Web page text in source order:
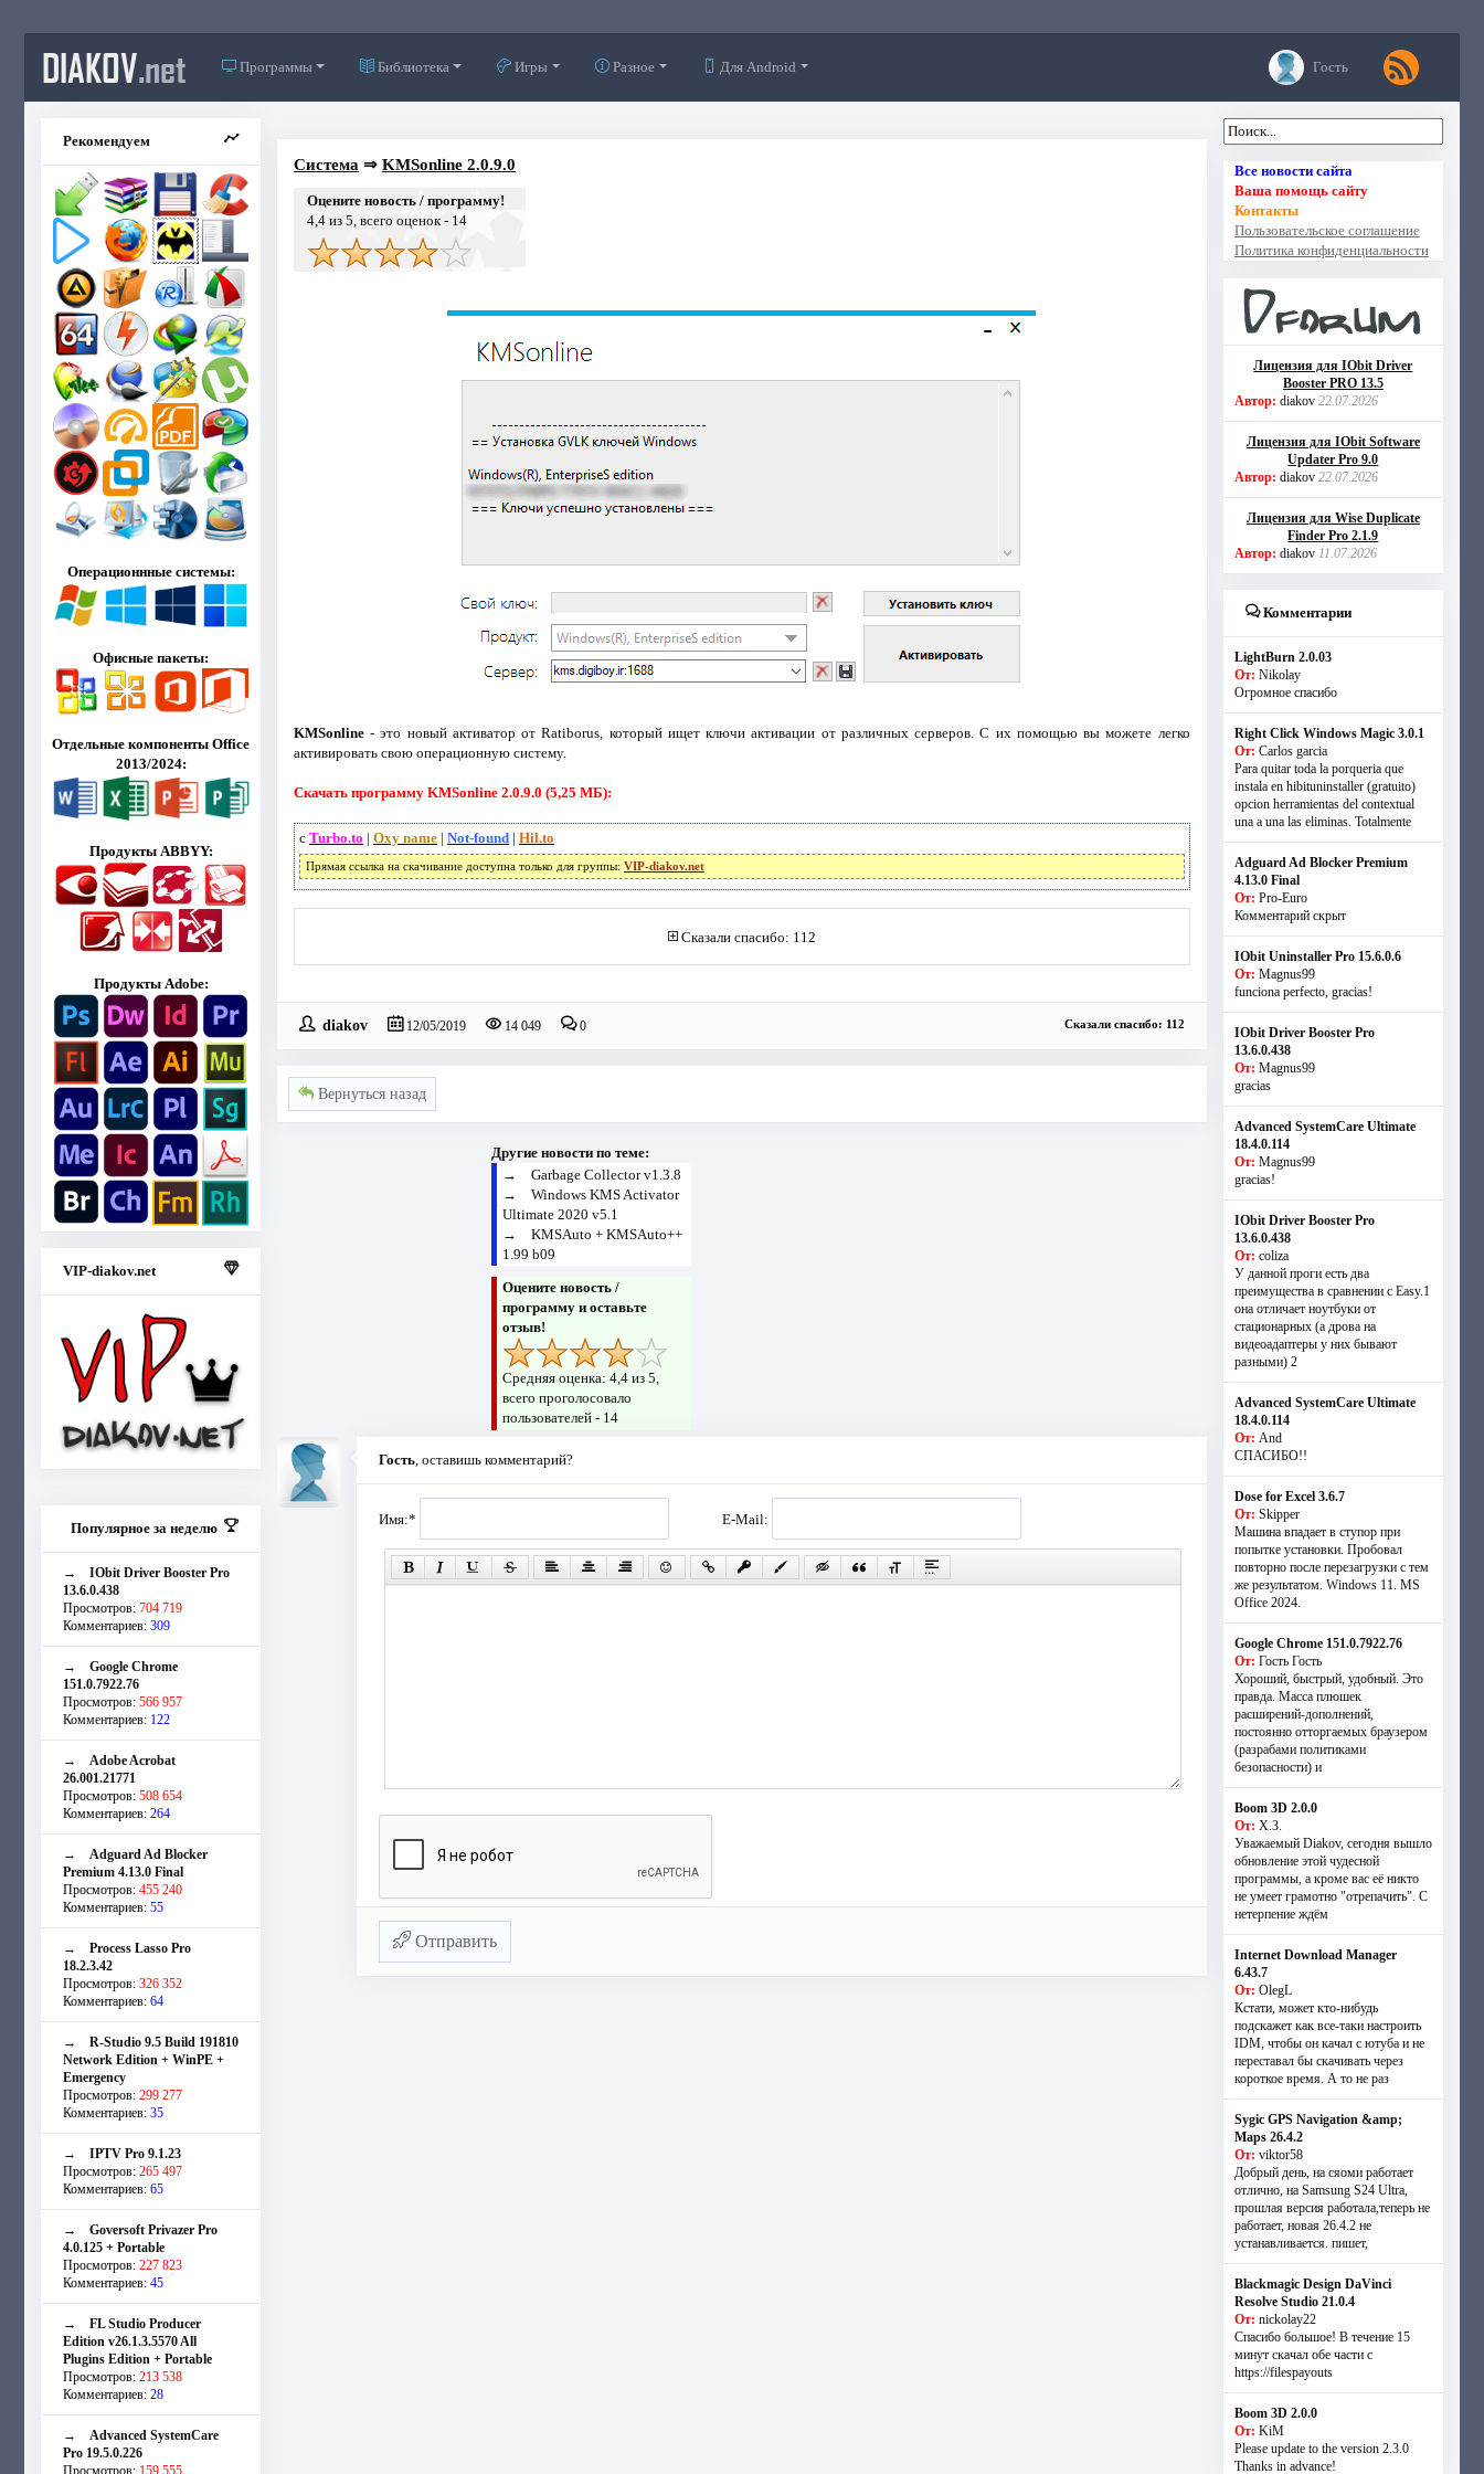
DIAKOV.net Программы Библиотека Игры Разное Для Android Гость
Рекомендуем
Операционнные системы:
Офисные пакеты:
Отдельные компоненты Office
2013/2024:
Продукты ABBYY:
Продукты Adobe:
VIP-diakov.net
Популярное за неделю
→ IObit Driver Booster Pro
13.6.0.438
Просмотров: 704 719
Комментариев: 309
→ Google Chrome
151.0.7922.76
Просмотров: 566 957
Комментариев: 122
→ Adobe Acrobat
26.001.21771
Просмотров: 508 654
Комментариев: 264
→ Adguard Ad Blocker
Premium 4.13.0 Final
Просмотров: 455 240
Комментариев: 55
→ Process Lasso Pro
18.2.3.42
Просмотров: 326 352
Комментариев: 64
→ R-Studio 9.5 Build 191810
Network Edition + WinPE +
Emergency
Просмотров: 299 277
Комментариев: 35
→ IPTV Pro 9.1.23
Просмотров: 265 497
Комментариев: 65
→ Goversoft Privazer Pro
4.0.125 + Portable
Просмотров: 227 823
Комментариев: 45
→ FL Studio Producer
Edition v26.1.3.5570 All
Plugins Edition + Portable
Просмотров: 213 538
Комментариев: 28
→ Advanced SystemCare
Pro 19.5.0.226
Просмотров: 159 555
Система ⇒ KMSonline 2.0.9.0
Оцените новость / программу!
4,4из 5, всего оценок - 14
KMSonline- это новый активатор от Ratiborus, который ищет ключи активации от различных серверов. С их помощью вы можете легко
активировать свою операционную систему.
Скачать программу KMSonline 2.0.9.0 (5,25 МБ):
с Turbo.to | Oxy name| Not-found| Hil.to
Прямая ссылка на скачивание доступна только для группы: VIP-diakov.net
Сказали спасибо: 112
diakov 12/05/2019 14 049 0 Сказали спасибо: 112
Вернуться назад
Другие новости по теме:
→Garbage Collector v1.3.8
→Windows KMS Activator
Ultimate 2020 v5.1
→KMSAuto + KMSAuto++
1.99 b09
Оцените новость /
программу и оставьте
отзыв!
Средняя оценка:4,4 из 5,
всего проголосовало
пользователей - 14
Гость, оставишь комментарий?
Имя:* E-Mail:
Отправить
Все новости сайта
Ваша помощь сайту
Контакты
Пользовательское соглашение
Политика конфиденциальности
Лицензия для IObit Driver
Booster PRO 13.5
Автор: diakov 22.07.2026
Лицензия для IObit Software
Updater Pro 9.0
Автор: diakov 22.07.2026
Лицензия для Wise Duplicate
Finder Pro 2.1.9
Автор: diakov 11.07.2026
Комментарии
LightBurn 2.0.03
От: Nikolay
Огромное спасибо
Right Click Windows Magic 3.0.1
От: Carlos garcia
Para quitar toda la porqueria que
instala en hibituninstaller (gratuito)
opcion herramientas del contextual
una a una las eliminas. Totalmente
Adguard Ad Blocker Premium
4.13.0 Final
От: Pro-Euro
Комментарий скрыт
IObit Uninstaller Pro 15.6.0.6
От: Magnus99
funciona perfecto, gracias!
IObit Driver Booster Pro
13.6.0.438
От: Magnus99
gracias
Advanced SystemCare Ultimate
18.4.0.114
От: Magnus99
gracias!
IObit Driver Booster Pro
13.6.0.438
От: coliza
У данной проги есть два
преимущества в сравнении с Easy.1
она отличает ноутбуки от
стационарных (а дрова на
видеоадаптеры у них бывают
разными) 2
Advanced SystemCare Ultimate
18.4.0.114
От: And
СПАСИБО!!
Dose for Excel 3.6.7
От: Skipper
Машина впадает в ступор при
попытке установки. Пробовал
повторно после перезагрузки с тем
же результатом. Windows 11. MS
Offiсe 2024.
Google Chrome 151.0.7922.76
От: Гость Гость
Хороший, быстрый, удобный. Это
правда. Масса плюшек
расширений-дополнений,
постоянно отторгаемых браузером
(разрабами политиками
безопасности) и
Boom 3D 2.0.0
От: Х.З.
Уважаемый Diakov, сегодня вышло
обновление этой чудесной
программы, а кроме вас её никто
не умеет грамотно "отрепачить". С
нетерпение ждём
Internet Download Manager
6.43.7
От: OlegL
Кстати, может кто-нибудь
подскажет как все-таки настроить
IDM, чтобы он качал с ютуба и не
переставал бы скачивать через
короткое время. А то не раз
Sygic GPS Navigation &amp;
Maps 26.4.2
От: viktor58
Добрый день, на сяоми работает
отлично, на Samsung S24 Ultra,
прошлая версия работала,теперь не
работает, новая 26.4.2 не
устанавливается. пишет,
Blackmagic Design DaVinci
Resolve Studio 21.0.4
От: nickolay22
Спасибо большое! В течение 15
минут скачал обе части с
https://filespayouts
Boom 3D 2.0.0
От: KiM
Please update to the version 2.3.0
Thanks in advance!